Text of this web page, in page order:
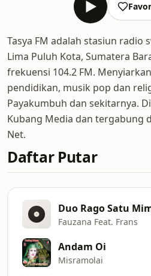
Tasya FM adalah stasiun radio
Lima Puluh Kota, Sumatera
frekuensi 104.2 FM.
pendidikan, musik pop dan
Payakumbuh dan sekitarnya.
Kubang Media dan tergabung
Net.
Daftar Putar
Duo Rago Satu
Fauzana Feat. Frans
Andam Oi
Misramolai